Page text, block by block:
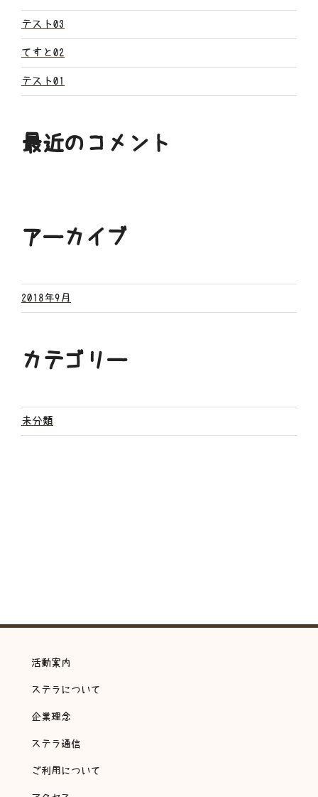
ン
テスト03
てすと02
テスト01
最近のコメント
アーカイブ
2018年9月
カテゴリー
未分類
活動案内
ステラについて
企業理念
ステラ通信
ご利用について